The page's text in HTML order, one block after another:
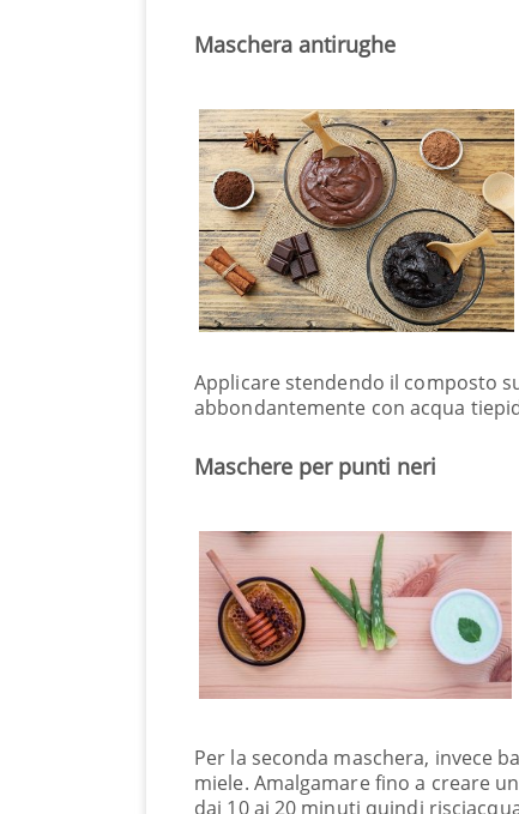
Maschera antirughe
Applicare stendendo il composto
abbondantemente con acqua
Maschere per punti neri
Per la seconda maschera, invece
miele. Amalgamare fino a creare
dai 10 ai 20 minuti quindi